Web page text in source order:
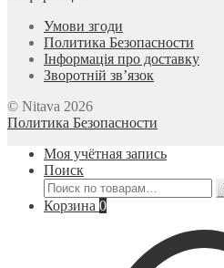
Умови згоди
Политика Безопасности
Інформація про доставку
Зворотній зв’язок
© Nitava 2026
Политика Безопасности
Моя учётная запись
Поиск
Искать:
Корзина 0